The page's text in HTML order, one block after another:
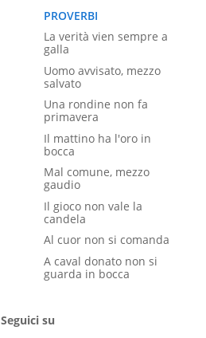
PROVERBI
La verità vien sempre a
galla
Uomo avvisato, mezzo
salvato
Una rondine non fa
primavera
Il mattino ha l'oro in
bocca
Mal comune, mezzo
gaudio
Il gioco non vale la
candela
Al cuor non si comanda
A caval donato non si
guarda in bocca
Seguici su